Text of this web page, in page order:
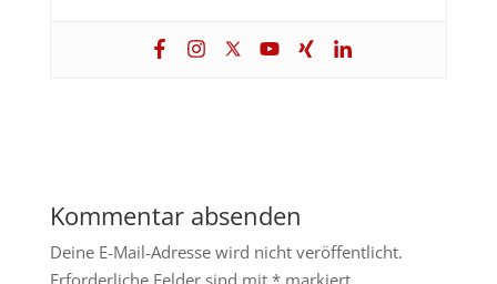
Kommentar absenden
Deine E-Mail-Adresse wird nicht veröffentlicht.